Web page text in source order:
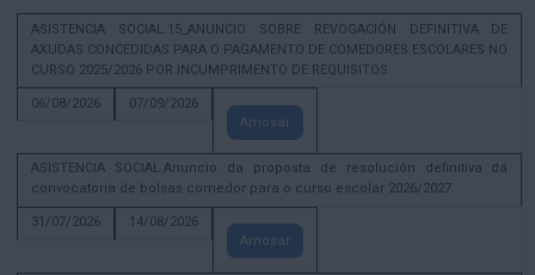
ASISTENCIA SOCIAL.15_ANUNCIO SOBRE REVOGACIÓN DEFINITIVA DE
AXUDAS CONCEDIDAS PARA O PAGAMENTO DE COMEDORES ESCOLARES NO
CURSO 2025/2026 POR INCUMPRIMENTO DE REQUISITOS
06/08/2026
07/09/2026
Amosar
ASISTENCIA SOCIAL.Anuncio da proposta de resolución definitiva dá
convocatoria de bolsas comedor para o curso escolar 2026/2027.
31/07/2026
14/08/2026
Amosar